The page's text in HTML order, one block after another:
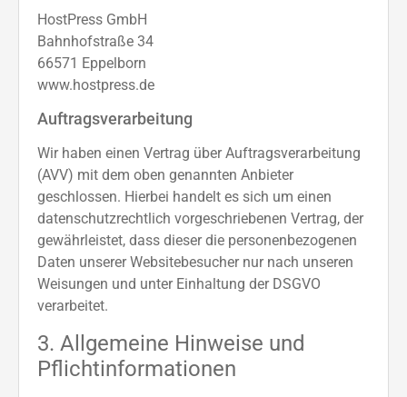
HostPress GmbH
Bahnhofstraße 34
66571 Eppelborn
www.hostpress.de
Auftragsverarbeitung
Wir haben einen Vertrag über Auftragsverarbeitung
(AVV) mit dem oben genannten Anbieter
geschlossen. Hierbei handelt es sich um einen
datenschutzrechtlich vorgeschriebenen Vertrag, der
gewährleistet, dass dieser die personenbezogenen
Daten unserer Websitebesucher nur nach unseren
Weisungen und unter Einhaltung der DSGVO
verarbeitet.
3. Allgemeine Hinweise und
Pflicht­informationen